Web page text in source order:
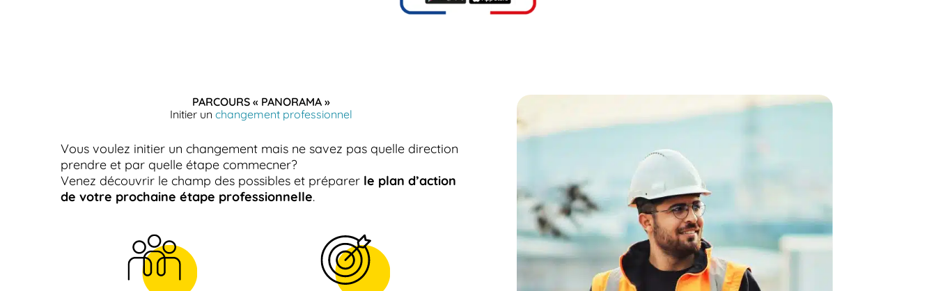
PARCOURS « PANORAMA »
Initier un changement professionnel
Vous voulez initier un changement mais ne savez pas quelle direction
prendre et par quelle étape commecner?
Venez découvrir le champ des possibles et préparer le plan d’action
de votre prochaine étape professionnelle.